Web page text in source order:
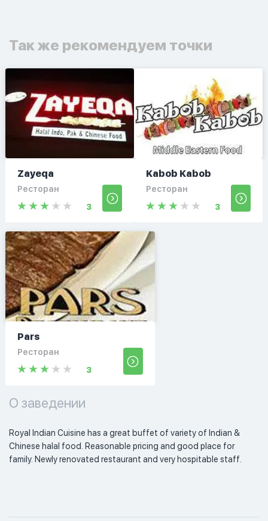
Так же рекомендуем точки
Zayeqa
Ресторан
3
Kabob Kabob
Ресторан
3
Pars
Ресторан
3
О заведении
Royal Indian Cuisine has a great buffet of variety of Indian &
Chinese halal food. Reasonable pricing and good place for
family. Newly renovated restaurant and very hospitable staff.